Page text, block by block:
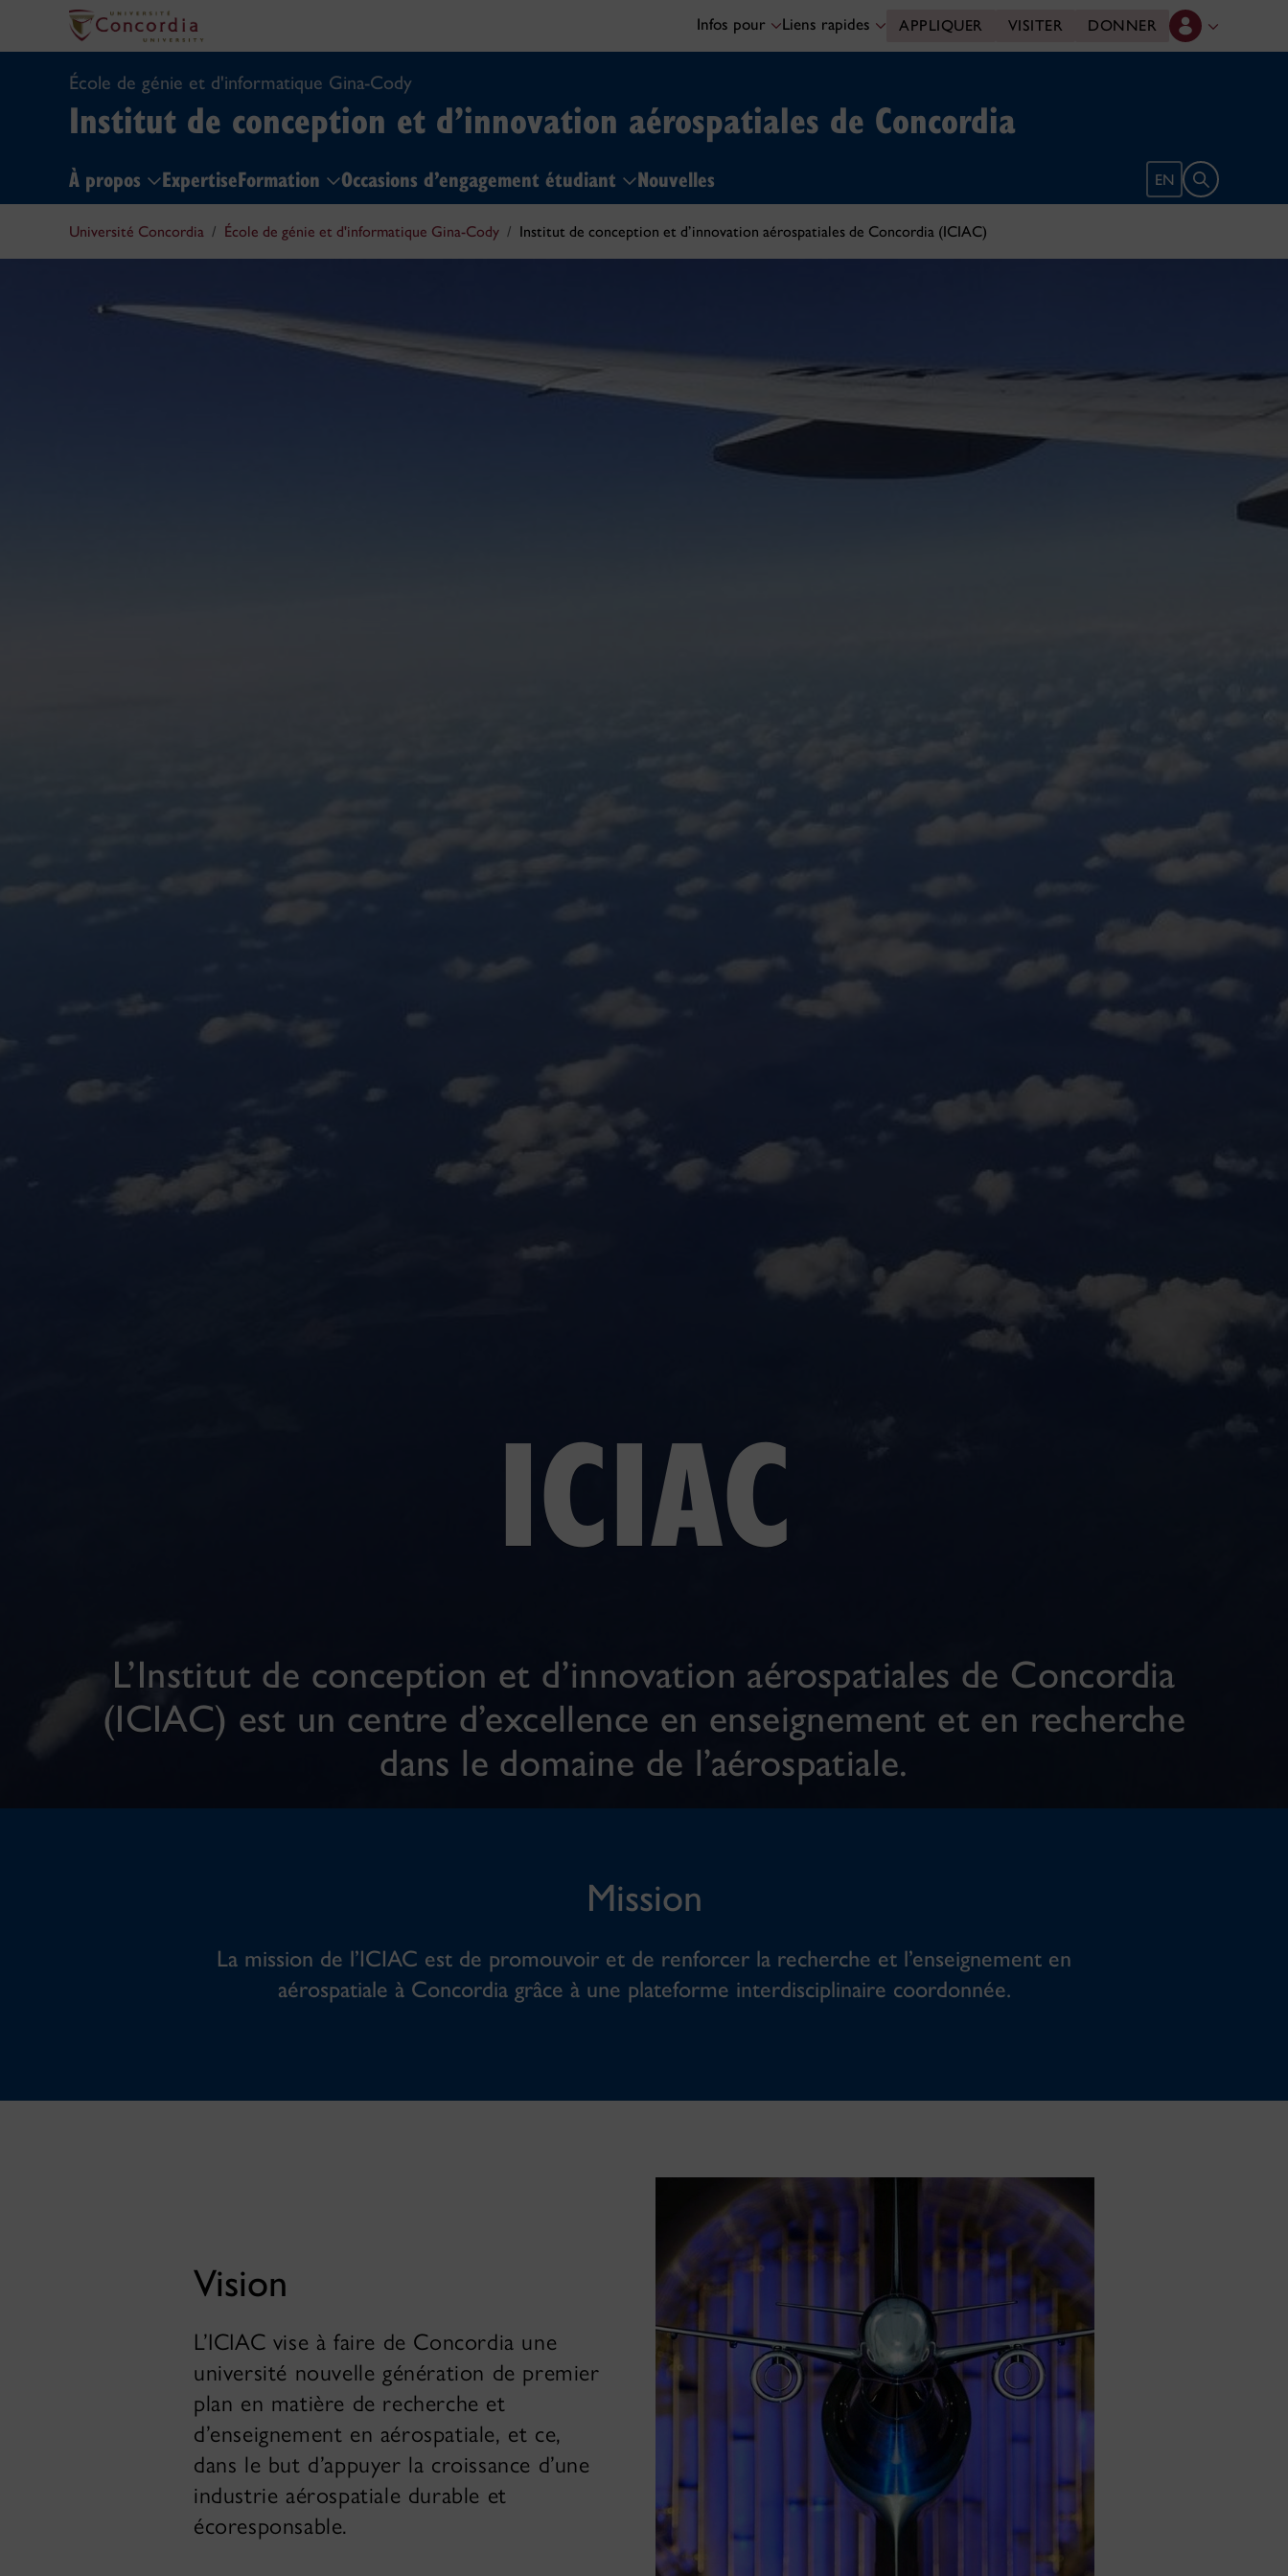
Infos pour Liens rapides APPLIQUER VISITER DONNER
École de génie et d'informatique Gina-Cody
Institut de conception et d’innovation aérospatiales de Concordia
À propos ExpertiseFormation Occasions d’engagement étudiant Nouvelles EN Ouvrir le
Université Concordia École de génie et d'informatique Gina-Cody Institut de conception et d’innovation aérospatiales de Concordia (ICIAC)
ICIAC
L’Institut de conception et d’innovation aérospatiales de Concordia
(ICIAC) est un centre d’excellence en enseignement et en recherche
dans le domaine de l’aérospatiale.
Mission
La mission de l’ICIAC est de promouvoir et de renforcer la recherche et l’enseignement en
aérospatiale à Concordia grâce à une plateforme interdisciplinaire coordonnée.
Vision
L’ICIAC vise à faire de Concordia une
université nouvelle génération de premier
plan en matière de recherche et
d’enseignement en aérospatiale, et ce,
dans le but d’appuyer la croissance d’une
industrie aérospatiale durable et
écoresponsable.